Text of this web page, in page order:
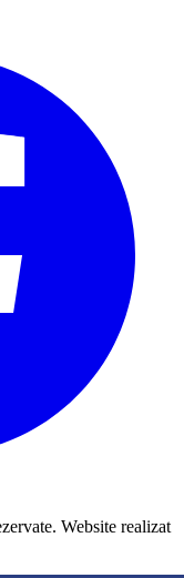
Website realizat